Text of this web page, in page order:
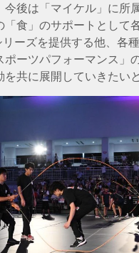
今後は「マイケル」に所
「食」のサポートとして
ーズを提供する他、各
ポーツパフォーマンス」
共に展開していきたい